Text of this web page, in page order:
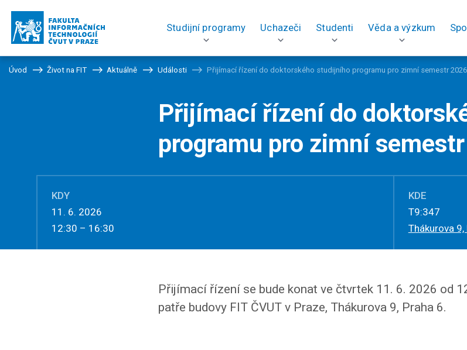
Studijní programy Uchazeči Studenti Věda a výzkum
Úvod Život na FIT Aktuálně Události Přijímací řízení do doktorského studijního programu pro zimní semestr
Přijímací řízení do
programu pro zimní
KDY
11. 6. 2026
12:30 – 16:30
KDE
T9:347
Thákurova 9,
Přijímací řízení se bude konat ve čtvrtek 11. 6. 2026 od
patře budovy FIT ČVUT v Praze, Thákurova 9, Praha 6.